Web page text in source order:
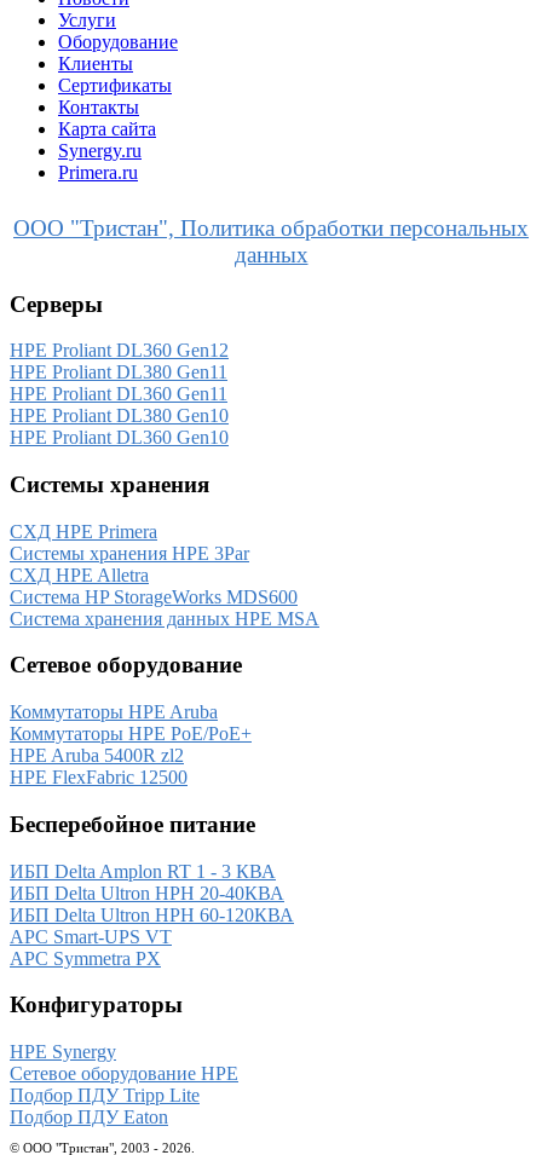
Услуги
Оборудование
Клиенты
Сертификаты
Контакты
Карта сайта
Synergy.ru
Primera.ru
ООО "Тристан", Политика обработки персональных
данных
Серверы
HPE Proliant DL360 Gen12
HPE Proliant DL380 Gen11
HPE Proliant DL360 Gen11
HPE Proliant DL380 Gen10
HPE Proliant DL360 Gen10
Системы хранения
СХД HPE Primera
Системы хранения HPE 3Par
СХД HPE Alletra
Система HP StorageWorks MDS600
Система хранения данных HPE MSA
Сетевое оборудование
Коммутаторы HPE Aruba
Коммутаторы HPE PoE/PoE+
HPE Aruba 5400R zl2
HPE FlexFabric 12500
Бесперебойное питание
ИБП Delta Amplon RT 1 - 3 КВА
ИБП Delta Ultron HPH 20-40КВА
ИБП Delta Ultron HPH 60-120КВА
APC Smart-UPS VT
APC Symmetra PX
Конфигураторы
HPE Synergy
Сетевое оборудование HPE
Подбор ПДУ Tripp Lite
Подбор ПДУ Eaton
© ООО "Тристан", 2003 - 2026.